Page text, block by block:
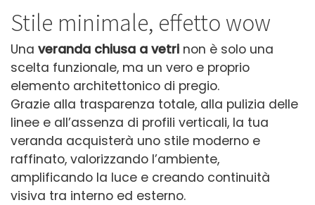
Stile minimale, effetto wow
Una veranda chiusa a vetri non è solo una
scelta funzionale, ma un vero e proprio
elemento architettonico di pregio.
Grazie alla trasparenza totale, alla pulizia delle
linee e all’assenza di profili verticali, la tua
veranda acquisterà uno stile moderno e
raffinato, valorizzando l’ambiente,
amplificando la luce e creando continuità
visiva tra interno ed esterno.